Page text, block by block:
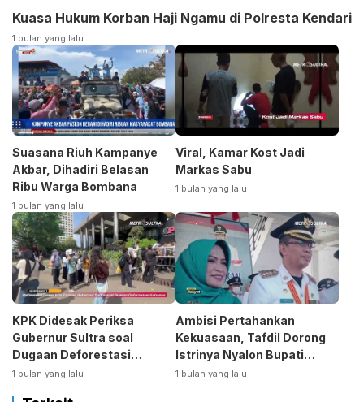
Kuasa Hukum Korban Haji Ngamu di Polresta Kendari
1 bulan yang lalu
Suasana Riuh Kampanye
Akbar, Dihadiri Belasan
Ribu Warga Bombana
1 bulan yang lalu
Viral, Kamar Kost Jadi
Markas Sabu
1 bulan yang lalu
KPK Didesak Periksa
Gubernur Sultra soal
Dugaan Deforestasi
Kabaen
1 bulan yang lalu
Ambisi Pertahankan
Kekuasaan, Tafdil Dorong
Istrinya Nyalon Bupati
Bombana
1 bulan yang lalu